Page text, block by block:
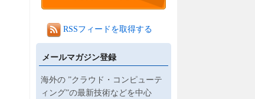
RSSフィードを取得する
メールマガジン登録
海外の ”クラウド・コンピューテ
ィング”の最新技術などを中心